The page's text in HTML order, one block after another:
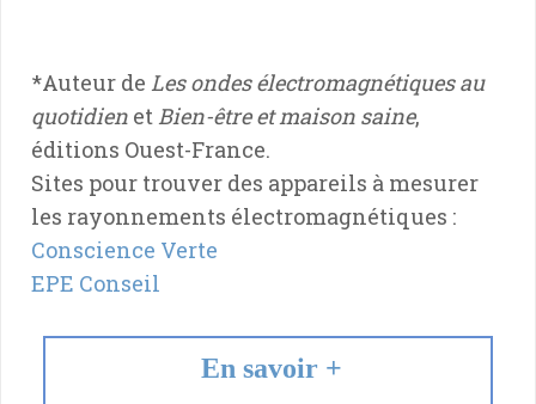
*Auteur de Les ondes électromagnétiques au
quotidien et Bien-être et maison saine,
éditions Ouest-France.
Sites pour trouver des appareils à mesurer
les rayonnements électromagnétiques :
Conscience Verte
EPE Conseil
En savoir +